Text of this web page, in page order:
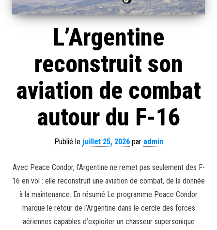
L’Argentine
reconstruit son
aviation de combat
autour du F-16
Publié le juillet 25, 2026par admin
Avec Peace Condor, l’Argentine ne remet pas seulement des F-
16 en vol : elle reconstruit une aviation de combat, de la donnée
à la maintenance. En résumé Le programme Peace Condor
marque le retour de l’Argentine dans le cercle des forces
aériennes capables d’exploiter un chasseur supersonique